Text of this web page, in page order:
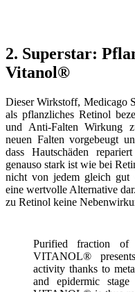
2. Superstar:
Vitanol®
Dieser Wirkstoff, Medicago
als pflanzliches Retinol
und Anti-Falten Wirkung
neuen Falten vorgebeugt
dass Hautschäden
genauso stark ist wie bei
nicht von jedem gleich gut
eine wertvolle Alternative
zu Retinol keine
Purified fraction of
VITANOL®
activity thanks to
and epidermic